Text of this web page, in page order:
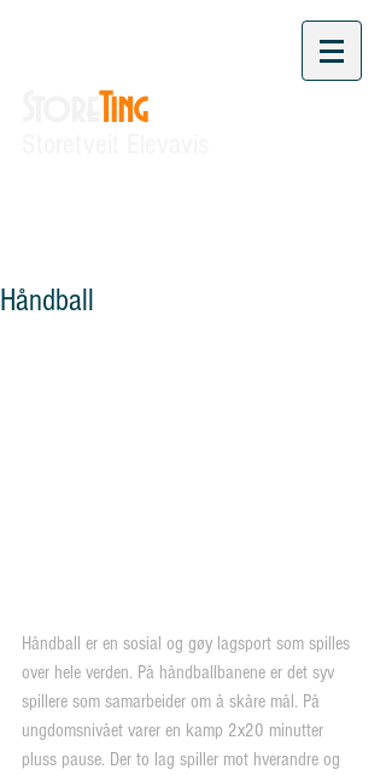
Ting
Håndball
Håndball er en sosial og gøy lagsport som spilles
over hele verden. På håndballbanene er det syv
spillere som samarbeider om å skåre mål. På
ungdomsnivået varer en kamp 2x20 minutter
pluss pause. Der to lag spiller mot hverandre og